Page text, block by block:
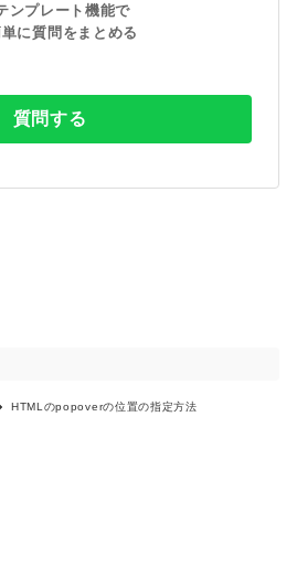
ンプレート機能で
に質問をまとめる
質問する
HTMLのpopoverの位置の指定方法